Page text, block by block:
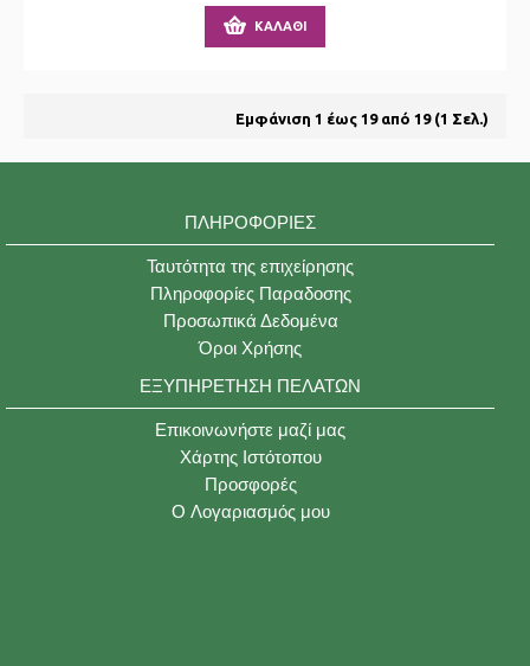
ΚΑΛΆΘΙ
Εμφάνιση 1 έως 19 από 19 (1 Σελ.)
ΠΛΗΡΟΦΟΡΊΕΣ
Ταυτότητα της επιχείρησης
Πληροφορίες Παραδοσης
Προσωπικά Δεδομένα
Όροι Χρήσης
ΕΞΥΠΗΡΈΤΗΣΗ ΠΕΛΑΤΏΝ
Επικοινωνήστε μαζί μας
Χάρτης Ιστότοπου
Προσφορές
O Λογαριασμός μου